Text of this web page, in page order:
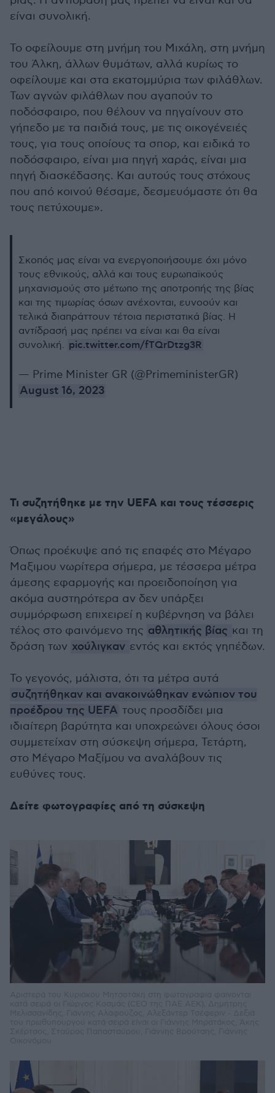
είναι συνολική.
Το οφείλουμε στη μνήμη του Μιχάλη, στη μνήμη
του Άλκη, άλλων θυμάτων, αλλά κυρίως το
οφείλουμε και στα εκατομμύρια των φιλάθλων.
Των αγνών φιλάθλων που αγαπούν το
ποδόσφαιρο, που θέλουν να πηγαίνουν στο
γήπεδο με τα παιδιά τους, με τις οικογένειές
τους, για τους οποίους τα σπορ, και ειδικά το
ποδόσφαιρο, είναι μια πηγή χαράς, είναι μια
πηγή διασκέδασης. Και αυτούς τους στόχους
που από κοινού θέσαμε, δεσμευόμαστε ότι θα
τους πετύχουμε».
Σκοπός μας είναι να ενεργοποιήσουμε όχι μόνο
τους εθνικούς, αλλά και τους ευρωπαϊκούς
μηχανισμούς στο μέτωπο της αποτροπής της βίας
και της τιμωρίας όσων ανέχονται, ευνοούν και
τελικά διαπράττουν τέτοια περιστατικά βίας. Η
αντίδρασή μας πρέπει να είναι και θα είναι
συνολική. pic.twitter.com/fTQrDtzg3R
— Prime Minister GR (@PrimeministerGR)
August 16, 2023
Τι συζητήθηκε με την UEFA και τους τέσσερις
«μεγάλους»
Όπως προέκυψε από τις επαφές στο Μέγαρο
Μαξιμου νωρίτερα σήμερα, με τέσσερα μέτρα
άμεσης εφαρμογής και προειδοποίηση για
ακόμα αυστηρότερα αν δεν υπάρξει
συμμόρφωση επιχειρεί η κυβέρνηση να βάλει
τέλος στο φαινόμενο της αθλητικής βίας και τη
δράση των χούλιγκαν εντός και εκτός γηπέδων.
Το γεγονός, μάλιστα, ότι τα μέτρα αυτά
συζητήθηκαν και ανακοινώθηκαν ενώπιον του
προέδρου της UEFA τους προσδίδει μια
ιδιαίτερη βαρύτητα και υποχρεώνει όλους όσοι
συμμετείχαν στη σύσκεψη σήμερα, Τετάρτη,
στο Μέγαρο Μαξίμου να αναλάβουν τις
ευθύνες τους.
Δείτε φωτογραφίες από τη σύσκεψη